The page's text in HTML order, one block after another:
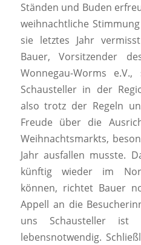
Ständen und Buden
weihnachtliche
sie letztes Jahr
Bauer, Vorsitzender
Wonnegau-Worms
Schausteller in der
also trotz der Regeln
Freude über die
Weihnachtsmarkts,
Jahr ausfallen musste.
künftig wieder im
können, richtet Bauer
Appell an die
uns Schausteller ist
lebensnotwendig.